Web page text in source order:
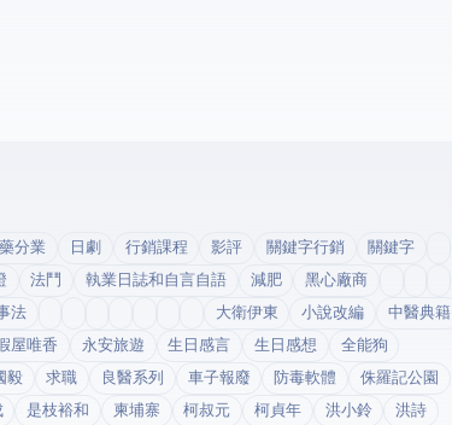
分業 日劇 行銷課程 影評 關鍵字行銷
關鍵字
法鬥 執業日誌和自言自語 減肥
黑心廠商
法 大衛伊東 小說改編
中醫典籍
屋唯香 永安旅遊 生日感言 生日感想
全能狗
毅 求職 良醫系列 車子報廢 防毒軟體
侏羅記公園
是枝裕和 柬埔寨 柯叔元 柯貞年 洪小鈴
洪詩